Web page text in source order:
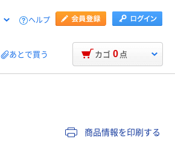
ヘルプ
あとで買う カゴ 0 点
商品情報を印刷する